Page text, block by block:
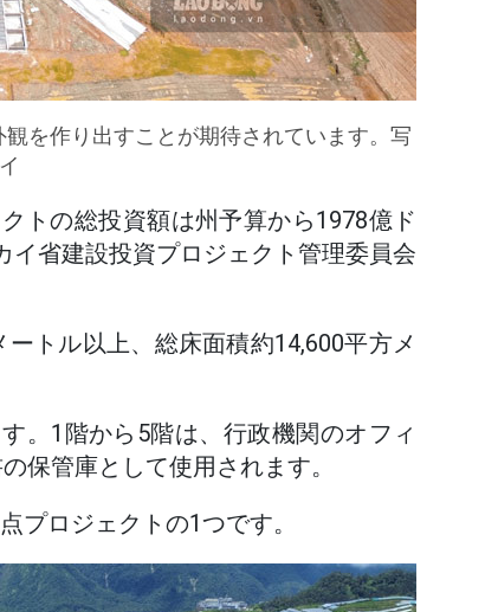
を作り出すことが期待されています。写
トの総投資額は州予算から1978億ド
イ省建設投資プロジェクト管理委員会
トル以上、総床面積約14,600平方メ
。1階から5階は、行政機関のオフィ
保管庫として使用されます。
プロジェクトの1つです。